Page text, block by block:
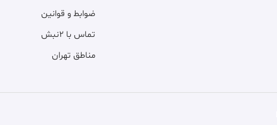
ضوابط و قوانین
تماس با ۲نبش
مناطق تهران